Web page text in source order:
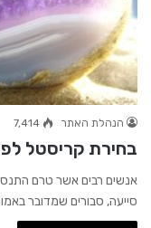
הנהלת האתר 7,414
בחירת קריסטל
אנשים רבים אשר טרם
סייעה, סבורים שמדובר